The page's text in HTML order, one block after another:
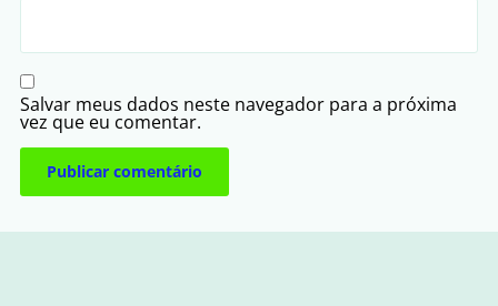
Salvar meus dados neste navegador para a próxima
vez que eu comentar.